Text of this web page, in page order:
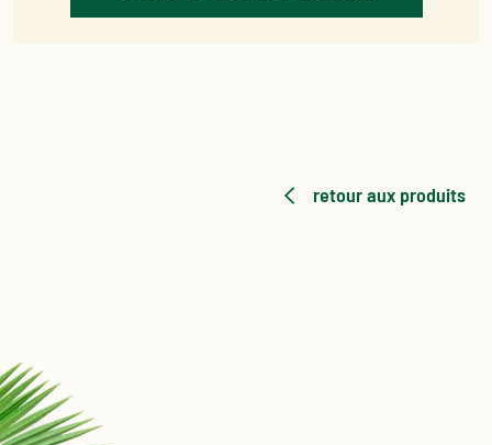
retour aux produits